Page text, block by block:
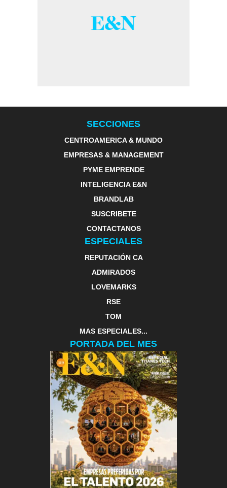
SECCIONES
CENTROAMERICA & MUNDO
EMPRESAS & MANAGEMENT
PYME EMPRENDE
INTELIGENCIA E&N
BRANDLAB
SUSCRIBETE
CONTACTANOS
ESPECIALES
REPUTACIÓN CA
ADMIRADOS
LOVEMARKS
RSE
TOM
MAS ESPECIALES...
PORTADA DEL MES